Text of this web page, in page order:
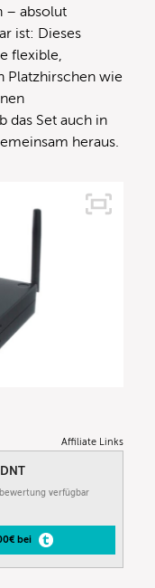
– absolut
ist: Dieses
flexible,
Platzhirschen wie
das Set auch in
heraus.
Affiliate Links
verfügbar
bei